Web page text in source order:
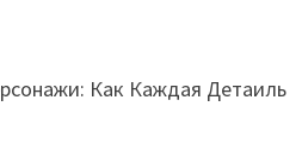
Как Каждая Детаиль